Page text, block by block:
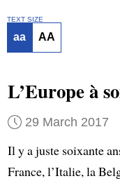
TEXT SIZE
aa AA
L’Europe à
29 March 2017
Il y a juste soixante
France, l’Italie, la